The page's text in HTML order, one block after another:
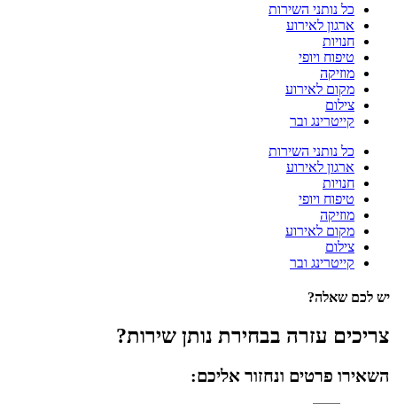
כל נותני השירות
ארגון לאירוע
חנויות
טיפוח ויופי
מוזיקה
מקום לאירוע
צילום
קייטרינג ובר
כל נותני השירות
ארגון לאירוע
חנויות
טיפוח ויופי
מוזיקה
מקום לאירוע
צילום
קייטרינג ובר
יש לכם שאלה?
צריכים עזרה בבחירת נותן שירות?
השאירו פרטים ונחזור אליכם: